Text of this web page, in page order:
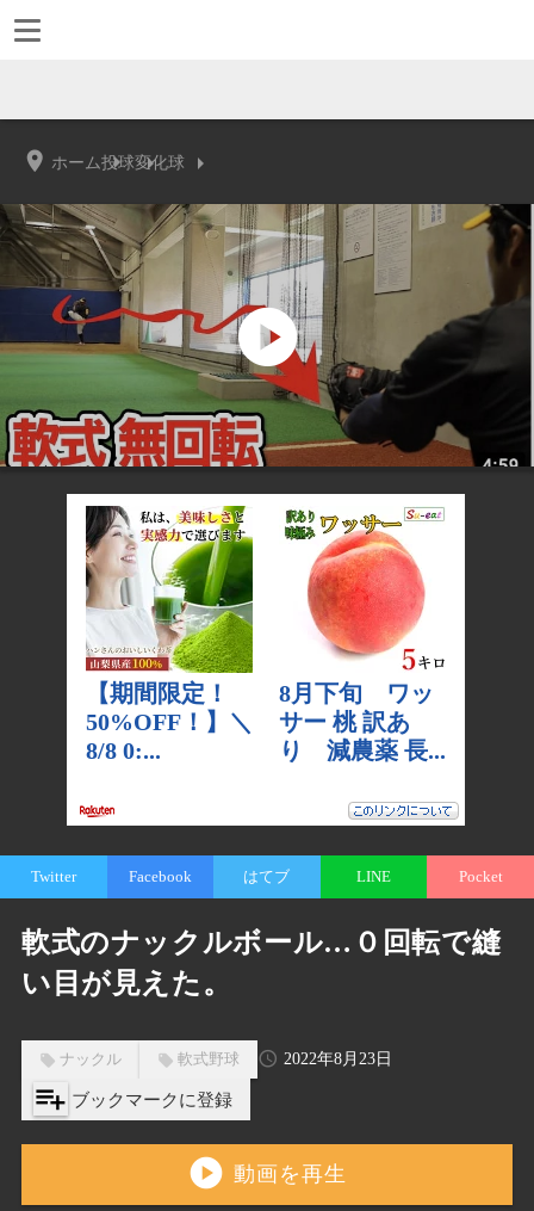
ホーム投球変化球
Twitter Facebook はてブ LINE Pocket
軟式のナックルボール…０回転で縫
い目が見えた。
ナックル 軟式野球 2022年8月23日
playlist_add ブックマークに登録
play_circle 動画を再生